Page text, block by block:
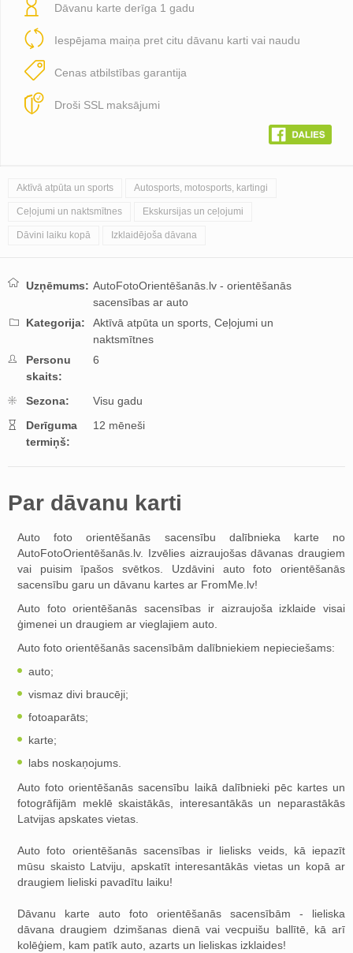
Dāvanu karte derīga 1 gadu
Iespējama maiņa pret citu dāvanu karti vai naudu
Cenas atbilstības garantija
Droši SSL maksājumi
Aktīvā atpūta un sports Autosports, motosports, kartingi
Ceļojumi un naktsmītnes Ekskursijas un ceļojumi
Dāvini laiku kopā Izklaidējoša dāvana
Uzņēmums: AutoFotoOrientēšanās.lv - orientēšanās
sacensības ar auto
Kategorija:
Aktīvā atpūta un sports, Ceļojumi un
naktsmītnes
Personu
skaits:
6
Sezona:
Visu gadu
Derīguma
termiņš:
12 mēneši
Par dāvanu karti
Auto foto orientēšanās sacensību dalībnieka karte no
AutoFotoOrientēšanās.lv. Izvēlies aizraujošas dāvanas draugiem
vai puisim īpašos svētkos. Uzdāvini auto foto orientēšanās
sacensību garu un dāvanu kartes ar FromMe.lv!
Auto foto orientēšanās sacensības ir aizraujoša izklaide visai
ģimenei un draugiem ar vieglajiem auto.
Auto foto orientēšanās sacensībām dalībniekiem nepieciešams:
auto;
vismaz divi braucēji;
fotoaparāts;
karte;
labs noskaņojums.
Auto foto orientēšanās sacensību laikā dalībnieki pēc kartes un
fotogrāfijām meklē skaistākās, interesantākās un neparastākās
Latvijas apskates vietas.
Auto foto orientēšanās sacensības ir lielisks veids, kā iepazīt
mūsu skaisto Latviju, apskatīt interesantākās vietas un kopā ar
draugiem lieliski pavadītu laiku!
Dāvanu karte auto foto orientēšanās sacensībām - lieliska
dāvana draugiem dzimšanas dienā vai vecpuišu ballītē, kā arī
kolēģiem, kam patīk auto, azarts un lieliskas izklaides!